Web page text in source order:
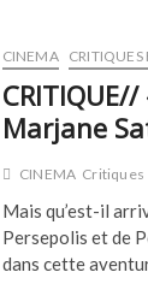
CINEMA CRITIQUES
Marjane
CINEMA Critiques
Mais qu’est-il
Persepolis et de
dans cette